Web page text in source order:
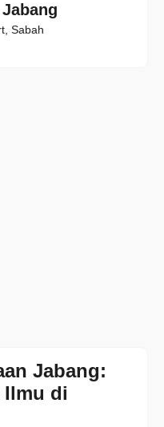
Sabah
Jabang:
Ilmu di